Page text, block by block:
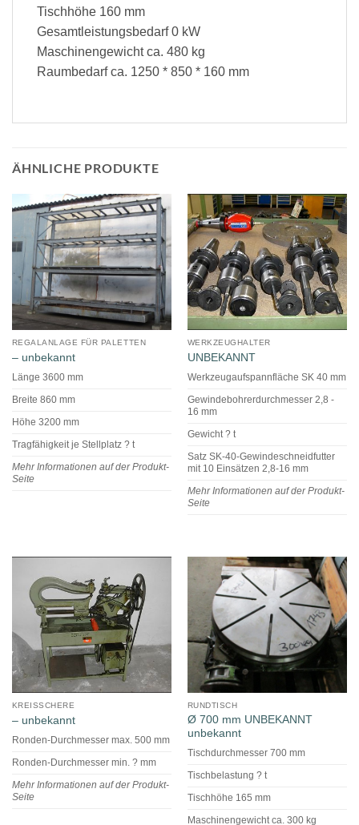
Tischhöhe 160 mm
Gesamtleistungsbedarf 0 kW
Maschinengewicht ca. 480 kg
Raumbedarf ca. 1250 * 850 * 160 mm
ÄHNLICHE PRODUKTE
REGALANLAGE FÜR PALETTEN
– unbekannt
Länge 3600 mm
Breite 860 mm
Höhe 3200 mm
Tragfähigkeit je Stellplatz ? t
Mehr Informationen auf der Produkt-
Seite
WERKZEUGHALTER
UNBEKANNT
Werkzeugaufspannfläche SK 40 mm
Gewindebohrerdurchmesser 2,8 -
16 mm
Gewicht ? t
Satz SK-40-Gewindeschneidfutter
mit 10 Einsätzen 2,8-16 mm
Mehr Informationen auf der Produkt-
Seite
KREISSCHERE
– unbekannt
Ronden-Durchmesser max. 500 mm
Ronden-Durchmesser min. ? mm
Mehr Informationen auf der Produkt-
Seite
RUNDTISCH
Ø 700 mm UNBEKANNT
unbekannt
Tischdurchmesser 700 mm
Tischbelastung ? t
Tischhöhe 165 mm
Maschinengewicht ca. 300 kg